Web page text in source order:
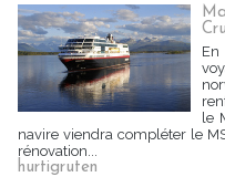
En
le
navire viendra compléter le
rénovation...
hurtigruten